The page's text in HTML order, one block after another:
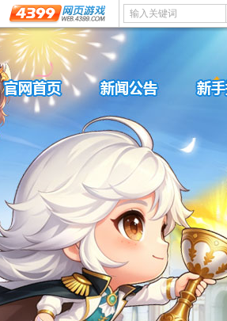
输入关键词